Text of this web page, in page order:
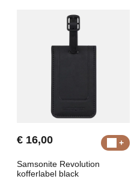
€ 16,00
Samsonite Revolution
kofferlabel black